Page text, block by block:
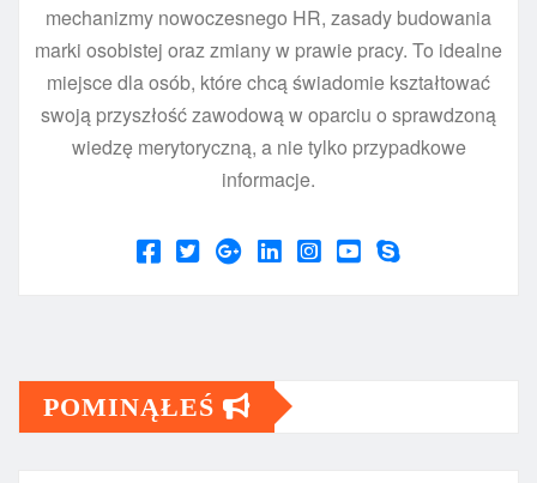
mechanizmy nowoczesnego HR, zasady budowania
marki osobistej oraz zmiany w prawie pracy. To idealne
miejsce dla osób, które chcą świadomie kształtować
swoją przyszłość zawodową w oparciu o sprawdzoną
wiedzę merytoryczną, a nie tylko przypadkowe
informacje.
POMINĄŁEŚ